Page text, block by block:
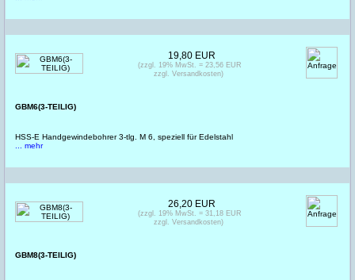
GBM6(3-TEILIG)
HSS-E Handgewindebohrer 3-tlg. M 6, speziell für Edelstahl
... mehr
19,80 EUR
(zzgl. 19% MwSt. = 23,56 EUR
zzgl. Versandkosten)
GBM8(3-TEILIG)
26,20 EUR
(zzgl. 19% MwSt. = 31,18 EUR
zzgl. Versandkosten)